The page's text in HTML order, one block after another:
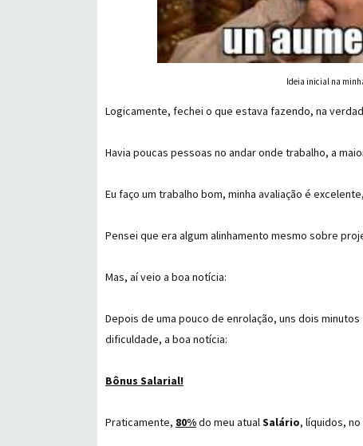
Ideia inicial na
Logicamente, fechei o que estava fazendo, na
Havia poucas pessoas no andar onde trabalho, a
Eu faço um trabalho bom, minha avaliação é
Pensei que era algum alinhamento mesmo sobre
Mas, aí veio a boa notícia:
Depois de uma pouco de enrolação, uns dois
dificuldade, a boa notícia:
Bônus Salarial!
Praticamente, 80%do meu atualSalário, líquidos,